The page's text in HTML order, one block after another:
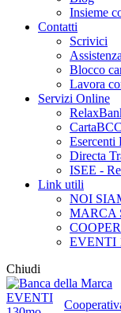
Insieme
Contatti
Scrivici
Assistenza
Blocco
Lavora
Servizi Online
CartaBCC
Esercenti
Directa
ISEE -
Link utili
NOI
MARCA
EVENTI
Chiudi
EVENTI